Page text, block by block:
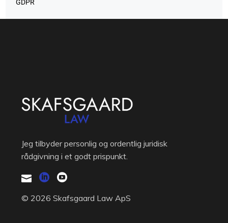
GDPR
Jeg tilbyder personlig og ordentlig juridisk
rådgivning i et godt prispunkt.
© 2026 Skafsgaard Law ApS